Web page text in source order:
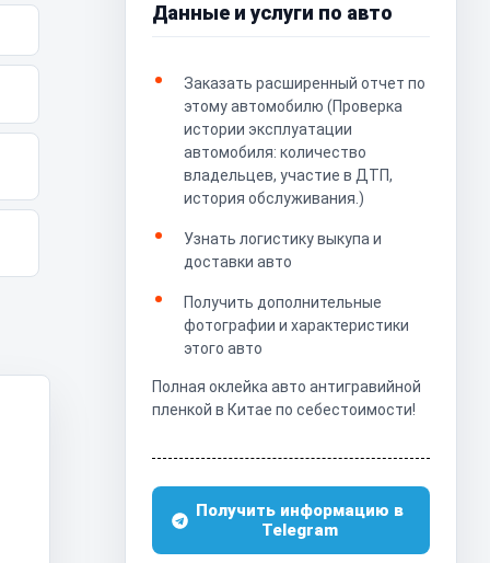
Данные и услуги по авто
Заказать расширенный отчет по
этому автомобилю (Проверка
истории эксплуатации
автомобиля: количество
владельцев, участие в ДТП,
история обслуживания.)
Узнать логистику выкупа и
доставки авто
Получить дополнительные
фотографии и характеристики
этого авто
Полная оклейка авто антигравийной
пленкой в Китае по себестоимости!
Получить информацию в
Telegram